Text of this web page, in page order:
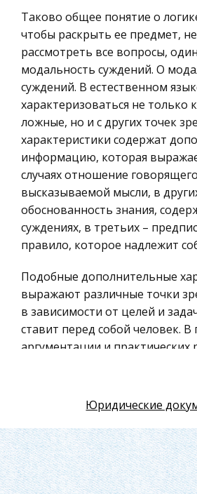
Здоровье
Астрономия
Биржевое дело
Биология
Экономико-
моделирование
Российское
Искусство
Физкультура и Спорт,
Гражданская оборона
Геология
Уголовный процесс
Таможенное право
Международное частное
Архитектура
Материаловедение
Экскурсии и туризм
История политических и
УГТУ (РЭНГМ, ПЭМГ, БС)
Нефтегазовая область –
приуроченная к одному из
геоструктурных элементов,
общностью геологической
включающая в себя ряд зон
нефтегазонакопления.
Таково общее понятие о
чтобы раскрыть ее предмет,
рассмотреть все вопросы,
модальность суждений. О
суждений. В естественном
характеризоваться не только
ложные, но и с других точек
характеристики содержат
информацию, которая
случаях отношение
высказываемой мысли, в
обоснованность знания,
суждениях, в третьих –
правило, которое надлежит
Подобные дополнительные
выражают различные точки
в зависимости от целей и
ставит перед собой человек. В
аргументации и практических
узнать, насколько
обоснованны доводы
являются ли они логически
истинными и т.д. В этике и
интересуются также нормами
в обществе, выясняют, что
Юридические